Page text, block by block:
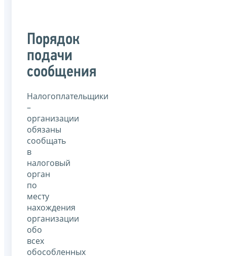
Порядок
подачи
сообщения
Налогоплательщики
–
организации
обязаны
сообщать
в
налоговый
орган
по
месту
нахождения
организации
обо
всех
обособленных